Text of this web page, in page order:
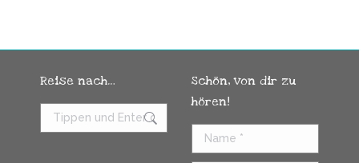
Reise nach…
Search:
Schön, von dir zu
hören!
Name *